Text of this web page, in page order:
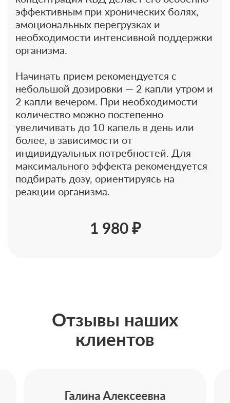
эффективным при хронических болях,
эмоциональных перегрузках и
необходимости интенсивной поддержки
организма.
Начинать прием рекомендуется с
небольшой дозировки — 2 капли утром и
2 капли вечером. При необходимости
количество можно постепенно
увеличивать до 10 капель в день или
более, в зависимости от
индивидуальных потребностей. Для
максимального эффекта рекомендуется
подбирать дозу, ориентируясь на
реакции организма.
1 980 ₽
Отзывы наших
клиентов
Галина Алексеевна